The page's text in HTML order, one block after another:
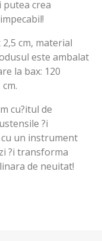
putea crea
cm, material
este ambalat
la bax: 120
cu?itul de
?i
un instrument
?i transforma
de neuitat!